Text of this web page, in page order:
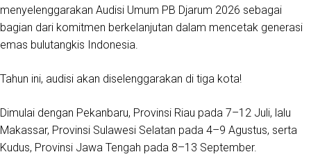
menyelenggarakan Audisi Umum PB Djarum 2026 sebagai
bagian dari komitmen berkelanjutan dalam mencetak generasi
emas bulutangkis Indonesia.
Tahun ini, audisi akan diselenggarakan di tiga kota!
Dimulai dengan Pekanbaru, Provinsi Riau pada 7–12 Juli, lalu
Makassar, Provinsi Sulawesi Selatan pada 4–9 Agustus, serta
Kudus, Provinsi Jawa Tengah pada 8–13 September.